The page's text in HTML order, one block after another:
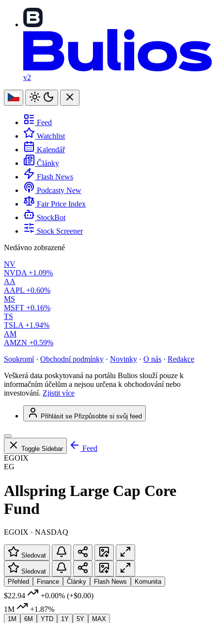
v2
Feed
Watchlist
Kalendář
Články
Flash News
Podcasty New
Fair Price Index
StockBot
Stock Screener
Nedávno zobrazené
NV
NVDA +1.09%
AA
AAPL +0.60%
MS
MSFT +0.16%
TS
TSLA +1.94%
AM
AMZN +0.59%
Soukromí · Obchodní podmínky · Novinky · O nás · Redakce
Veškerá data poskytovaná na portálu Bulios slouží pouze k
informačním účelům a nejsou určena k obchodování nebo
investování. Zjistit více
Přihlásit se Přizpůsobte si svůj feed
Toggle Sidebar
Feed
EGOIX
EG
Allspring Large Cap Core
Fund
EGOIX · NASDAQ
Sledovat
Sledovat
Přehled
Finance Články Flash News Komunita
$22.94 +0.00% (+$0.00)
1M
+1.87%
1M 6M YTD 1Y 5Y MAX